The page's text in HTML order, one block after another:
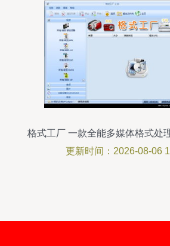
格式工厂 一款全能多媒体格式处
绍
更新时间：2026-08-06